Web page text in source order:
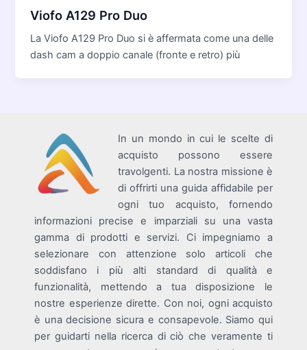
Viofo A129 Pro Duo
La Viofo A129 Pro Duo si è affermata come una delle
dash cam a doppio canale (fronte e retro) più
In un mondo in cui le scelte di
acquisto possono essere
travolgenti. La nostra missione è
di offrirti una guida affidabile per
ogni tuo acquisto, fornendo
informazioni precise e imparziali su una vasta
gamma di prodotti e servizi. Ci impegniamo a
selezionare con attenzione solo articoli che
soddisfano i più alti standard di qualità e
funzionalità, mettendo a tua disposizione le
nostre esperienze dirette. Con noi, ogni acquisto
è una decisione sicura e consapevole. Siamo qui
per guidarti nella ricerca di ciò che veramente ti